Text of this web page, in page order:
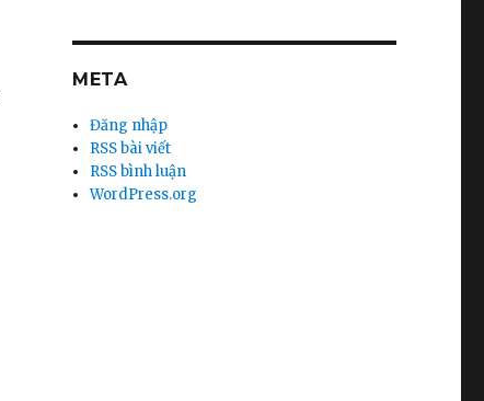
META
Đăng nhập
RSS bài viết
RSS bình luận
WordPress.org